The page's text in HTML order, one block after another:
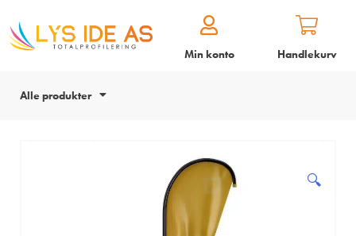
Min konto Handlekurv
Alle produkter
🔍